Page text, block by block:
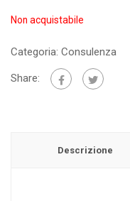
Non acquistabile
Categoria: Consulenza
Share:
Descrizione